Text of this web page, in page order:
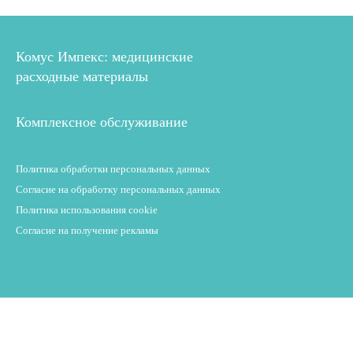
Комус Импекс: медицинские
расходные материалы
Комплексное обслуживание
Политика обработки персональных данных
Согласие на обработку персональных данных
Политика использования cookie
Согласие на получение рекламы